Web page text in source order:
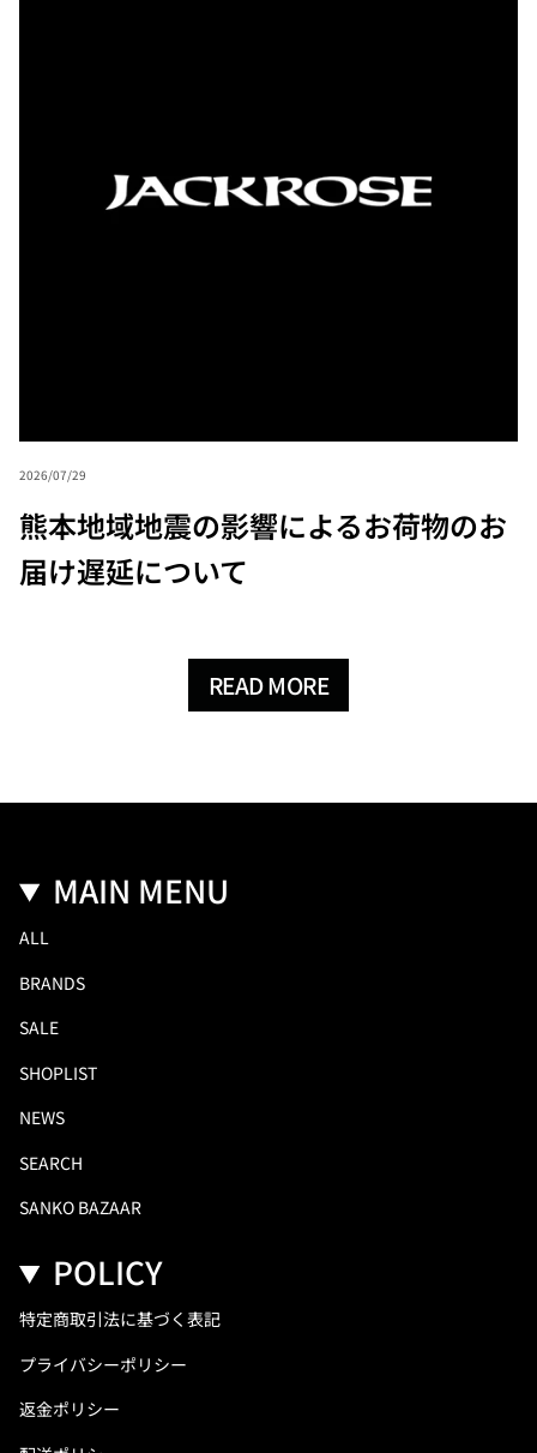
2026/07/29
熊本地域地震の影響によるお荷物のお
届け遅延について
READ MORE
MAIN MENU
ALL
BRANDS
SALE
SHOPLIST
NEWS
SEARCH
SANKO BAZAAR
POLICY
特定商取引法に基づく表記
プライバシーポリシー
返金ポリシー